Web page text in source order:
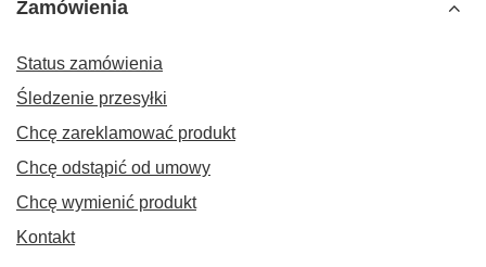
Zamówienia
Status zamówienia
Śledzenie przesyłki
Chcę zareklamować produkt
Chcę odstąpić od umowy
Chcę wymienić produkt
Kontakt